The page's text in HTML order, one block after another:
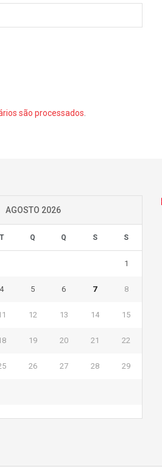
são processados
AGOSTO 2026
T Q Q S S
1
4 5 6 7 8
12 13 14 15
19 20 21 22
26 27 28 29